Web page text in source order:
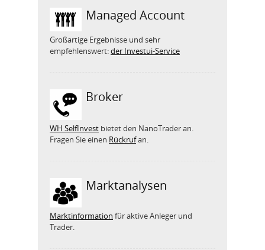
Managed Account
Großartige Ergebnisse und sehr
empfehlenswert:der Investui-Service
Broker
WH SelfInvest bietet den NanoTrader an.
Fragen Sie einen Rückrufan.
Marktanalysen
Marktinformation für aktive Anleger und
Trader.